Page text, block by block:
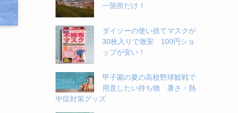
一箇所だけ！
ダイソーの使い捨てマスクが
30枚入りで激安 100円ショ
ップが安い！
甲子園の夏の高校野球観戦で
用意したい持ち物 暑さ・熱
中症対策グッズ